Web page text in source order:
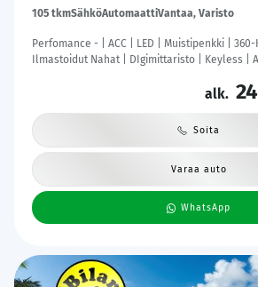
105 tkmSähköAutomaattiVantaa, Varisto
Perfomance - | ACC | LED | Muistipenkki | 360-
Ilmastoidut Nahat | DIgimittaristo | Keyless |
alk.
Soita
Varaa auto
WhatsApp